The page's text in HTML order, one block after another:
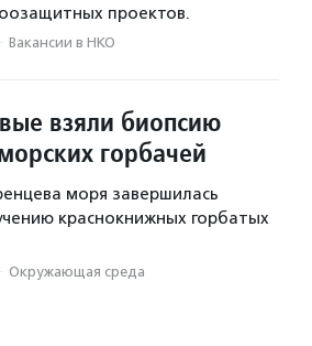
проектов.
· Вакансии в НКО
взяли биопсию
горбачей
моря завершилась
краснокнижных горбатых
· Окружающая среда